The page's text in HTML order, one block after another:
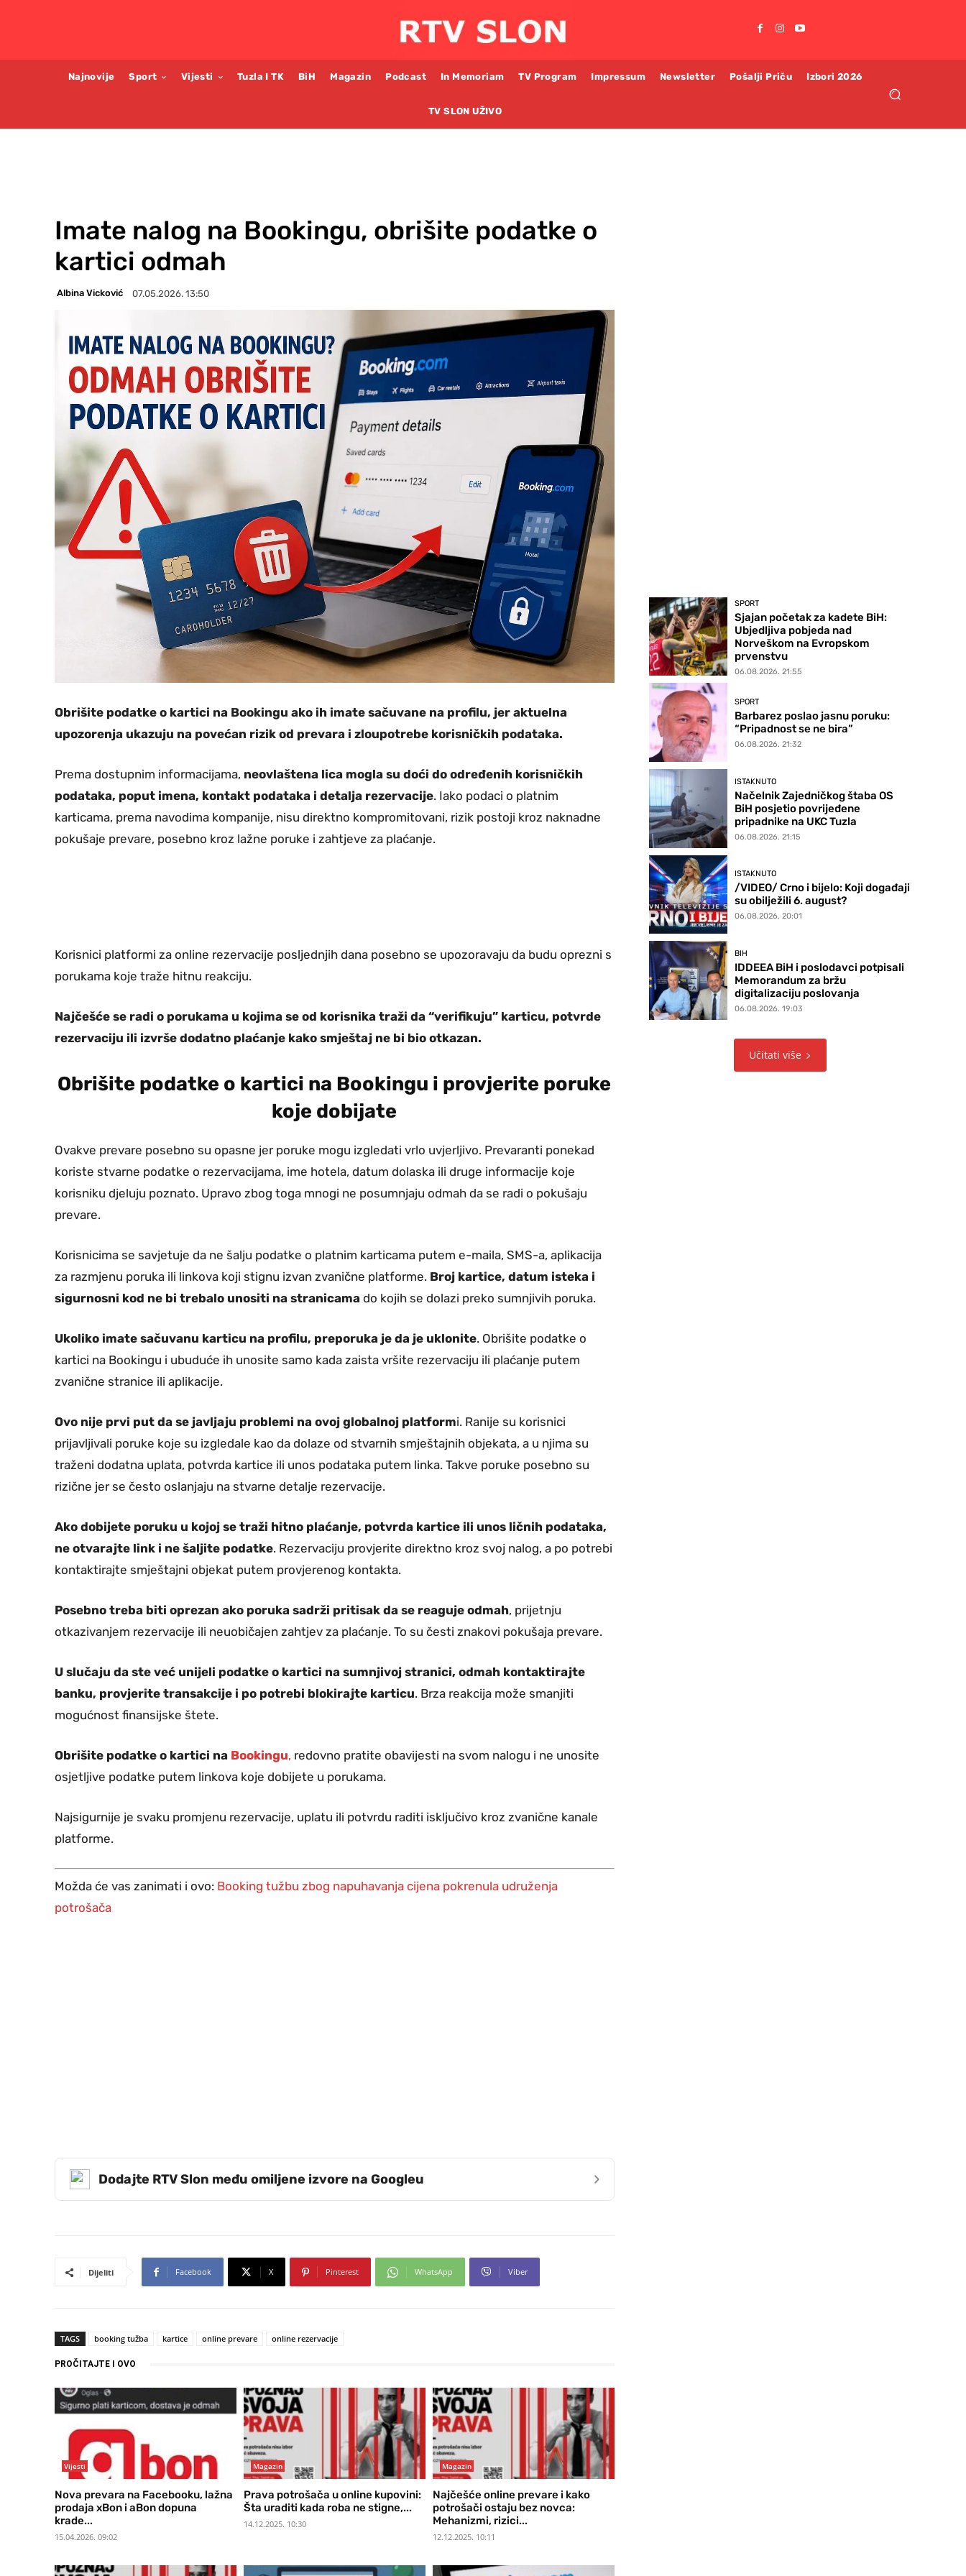
Najnovije Sport Vijesti Tuzla I TK BiH Magazin Podcast In Memoriam TV Program Impressum Newsletter Pošalji Priču Izbori 2026
TV SLON UŽIVO
Imate nalog na Bookingu, obrišite podatke o
kartici odmah
Albina Vicković 07.05.2026. 13:50
Obrišite podatke o kartici na Bookingu ako ih imate sačuvane na profilu, jer aktuelna
upozorenja ukazuju na povećan rizik od prevara i zloupotrebe korisničkih podataka.
Prema dostupnim informacijama, neovlaštena lica mogla su doći do određenih korisničkih
podataka, poput imena, kontakt podataka i detalja rezervacije. Iako podaci o platnim
karticama, prema navodima kompanije, nisu direktno kompromitovani, rizik postoji kroz naknadne
pokušaje prevare, posebno kroz lažne poruke i zahtjeve za plaćanje.
Korisnici platformi za online rezervacije posljednjih dana posebno se upozoravaju da budu oprezni s
porukama koje traže hitnu reakciju.
Najčešće se radi o porukama u kojima se od korisnika traži da “verifikuju” karticu, potvrde
rezervaciju ili izvrše dodatno plaćanje kako smještaj ne bi bio otkazan.
Obrišite podatke o kartici na Bookingu i provjerite poruke
koje dobijate
Ovakve prevare posebno su opasne jer poruke mogu izgledati vrlo uvjerljivo. Prevaranti ponekad
koriste stvarne podatke o rezervacijama, ime hotela, datum dolaska ili druge informacije koje
korisniku djeluju poznato. Upravo zbog toga mnogi ne posumnjaju odmah da se radi o pokušaju
prevare.
Korisnicima se savjetuje da ne šalju podatke o platnim karticama putem e-maila, SMS-a, aplikacija
za razmjenu poruka ili linkova koji stignu izvan zvanične platforme. Broj kartice, datum isteka i
sigurnosni kod ne bi trebalo unositi na stranicama do kojih se dolazi preko sumnjivih poruka.
Ukoliko imate sačuvanu karticu na profilu, preporuka je da je uklonite. Obrišite podatke o
kartici na Bookingu i ubuduće ih unosite samo kada zaista vršite rezervaciju ili plaćanje putem
zvanične stranice ili aplikacije.
Ovo nije prvi put da se javljaju problemi na ovoj globalnoj platformi. Ranije su korisnici
prijavljivali poruke koje su izgledale kao da dolaze od stvarnih smještajnih objekata, a u njima su
traženi dodatna uplata, potvrda kartice ili unos podataka putem linka. Takve poruke posebno su
rizične jer se često oslanjaju na stvarne detalje rezervacije.
Ako dobijete poruku u kojoj se traži hitno plaćanje, potvrda kartice ili unos ličnih podataka,
ne otvarajte link i ne šaljite podatke. Rezervaciju provjerite direktno kroz svoj nalog, a po potrebi
kontaktirajte smještajni objekat putem provjerenog kontakta.
Posebno treba biti oprezan ako poruka sadrži pritisak da se reaguje odmah, prijetnju
otkazivanjem rezervacije ili neuobičajen zahtjev za plaćanje. To su česti znakovi pokušaja prevare.
U slučaju da ste već unijeli podatke o kartici na sumnjivoj stranici, odmah kontaktirajte
banku, provjerite transakcije i po potrebi blokirajte karticu. Brza reakcija može smanjiti
mogućnost finansijske štete.
Obrišite podatke o kartici na Bookingu, redovno pratite obavijesti na svom nalogu i ne unosite
osjetljive podatke putem linkova koje dobijete u porukama.
Najsigurnije je svaku promjenu rezervacije, uplatu ili potvrdu raditi isključivo kroz zvanične kanale
platforme.
Možda će vas zanimati i ovo: Booking tužbu zbog napuhavanja cijena pokrenula udruženja
potrošača
Dodajte RTV Slon među omiljene izvore na Googleu ›
Dijeliti Facebook X Pinterest WhatsApp Viber
TAGS booking tužba kartice online prevare online rezervacije
PROČITAJTE I OVO
Vijesti
Nova prevara na Facebooku, lažna
prodaja xBon i aBon dopuna
krade...
15.04.2026. 09:02
Magazin
Prava potrošača u online kupovini:
Šta uraditi kada roba ne stigne,...
14.12.2025. 10:30
Magazin
Najčešće online prevare i kako
potrošači ostaju bez novca:
Mehanizmi, rizici...
12.12.2025. 10:11
SPORT
Sjajan početak za kadete BiH:
Ubjedljiva pobjeda nad
Norveškom na Evropskom
prvenstvu
06.08.2026. 21:55
SPORT
Barbarez poslao jasnu poruku:
“Pripadnost se ne bira”
06.08.2026. 21:32
ISTAKNUTO
Načelnik Zajedničkog štaba OS
BiH posjetio povrijeđene
pripadnike na UKC Tuzla
06.08.2026. 21:15
ISTAKNUTO
/VIDEO/ Crno i bijelo: Koji događaji
su obilježili 6. august?
06.08.2026. 20:01
BIH
IDDEEA BiH i poslodavci potpisali
Memorandum za bržu
digitalizaciju poslovanja
06.08.2026. 19:03
Učitati više